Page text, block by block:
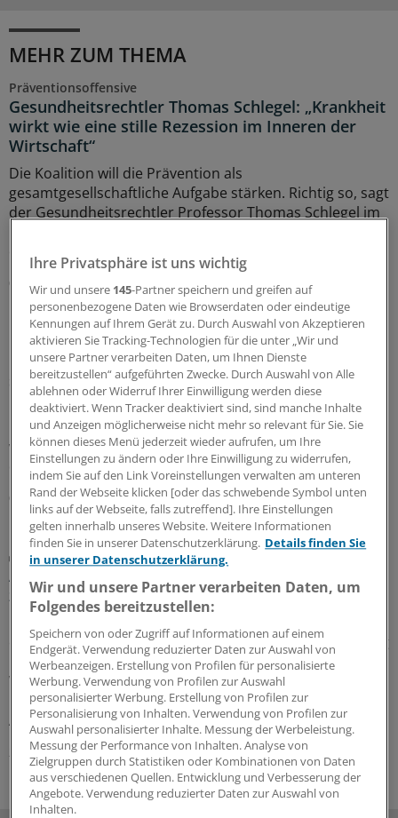
MEHR ZUM THEMA
Präventionsoffensive
Gesundheitsrechtler Thomas Schlegel: „Krankheit
wirkt wie eine stille Rezession im Inneren der
Wirtschaft“
Die Koalition will die Prävention als
gesamtgesellschaftliche Aufgabe stärken. Richtig so, sagt
der Gesundheitsrechtler Professor Thomas Schlegel im
07.08.2026
Leitliniennutzung
Hausärzte wünschen sich Leitlinien kürzer,
strukturierter und praxisnäher
In hausärztlichen Praxen wird durchaus regelmäßig auf
Leitlinien zurückgegriffen – eine Umfrage zeigt allerdings
wegen Zeitmangels und zu umfangreicher Dokumente
deutlichen Verbesserungsbedarf.
03.08.2026
Juli-Sitzung des CHMP
Acht Pharma-Innovationen auf der Zielgeraden
zur EU-Zulassung
einen Schwerpunkt der jüngsten Experten-Begutachtung
bei der EMA: Auch gab es Zulassungsempfehlungen für
Wirkstoffe gegen Plaque-Psoriasis, primäre biliäre
Cholangitis, COVID-19, AMD und zerebrale
Adrenoleukodystrophie.
24.07.2026
Ihre Privatsphäre ist uns wichtig
Wir und unsere 145-Partner speichern und greifen auf
personenbezogene Daten wie Browserdaten oder eindeutige
Kennungen auf Ihrem Gerät zu. Durch Auswahl von Akzeptieren
aktivieren Sie Tracking-Technologien für die unter „Wir und
unsere Partner verarbeiten Daten, um Ihnen Dienste
bereitzustellen“ aufgeführten Zwecke. Durch Auswahl von Alle
ablehnen oder Widerruf Ihrer Einwilligung werden diese
deaktiviert. Wenn Tracker deaktiviert sind, sind manche Inhalte
und Anzeigen möglicherweise nicht mehr so relevant für Sie. Sie
können dieses Menü jederzeit wieder aufrufen, um Ihre
Einstellungen zu ändern oder Ihre Einwilligung zu widerrufen,
indem Sie auf den Link Voreinstellungen verwalten am unteren
Rand der Webseite klicken [oder das schwebende Symbol unten
links auf der Webseite, falls zutreffend]. Ihre Einstellungen
gelten innerhalb unseres Website. Weitere Informationen
finden Sie in unserer Datenschutzerklärung. Details finden Sie
in unserer Datenschutzerklärung.
Wir und unsere Partner verarbeiten Daten, um
Folgendes bereitzustellen:
Speichern von oder Zugriff auf Informationen auf einem
Endgerät. Verwendung reduzierter Daten zur Auswahl von
Werbeanzeigen. Erstellung von Profilen für personalisierte
Werbung. Verwendung von Profilen zur Auswahl
personalisierter Werbung. Erstellung von Profilen zur
Personalisierung von Inhalten. Verwendung von Profilen zur
Auswahl personalisierter Inhalte. Messung der Werbeleistung.
Messung der Performance von Inhalten. Analyse von
Zielgruppen durch Statistiken oder Kombinationen von Daten
aus verschiedenen Quellen. Entwicklung und Verbesserung der
Angebote. Verwendung reduzierter Daten zur Auswahl von
Inhalten.